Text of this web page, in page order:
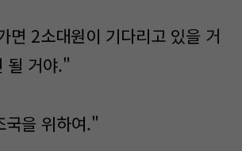
면 2소대원이 기다리고 있을 거
될 거야."
국을 위하여."